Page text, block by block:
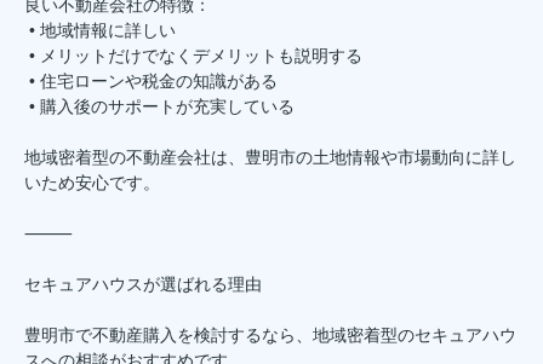
良い不動産会社の特徴：
• 地域情報に詳しい
• メリットだけでなくデメリットも説明する
• 住宅ローンや税金の知識がある
• 購入後のサポートが充実している
地域密着型の不動産会社は、豊明市の土地情報や市場動向に詳し
いため安心です。
⸻
セキュアハウスが選ばれる理由
豊明市で不動産購入を検討するなら、地域密着型のセキュアハウ
スへの相談がおすすめです。